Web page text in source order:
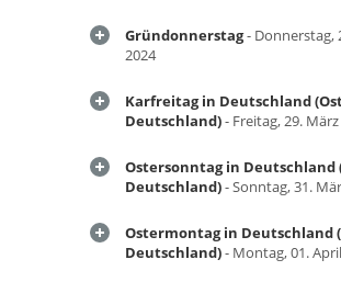
Gründonnerstag- Donnerstag,
2024
Karfreitag in Deutschland
Deutschland)- Freitag, 29.
Ostersonntag in Deutschland
Deutschland)- Sonntag, 31.
Ostermontag in Deutschland
Deutschland)- Montag, 01.